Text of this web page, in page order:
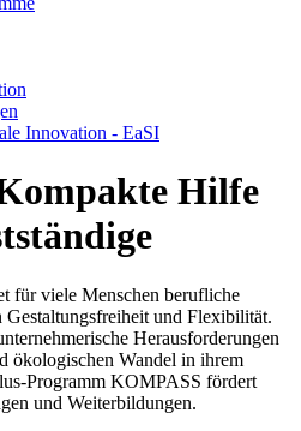
In­no­va­ti­on - Ea­SI
Hilfe
für viele Menschen berufliche
und Flexibilität.
Herausforderungen
ökologischen Wandel in ihrem
Programm KOMPASS fördert
und Weiterbildungen.